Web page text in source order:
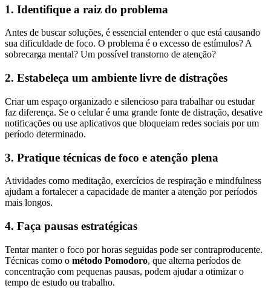
1. Identifique a raiz do problema
Antes de buscar soluções, é essencial entender o que está causando
sua dificuldade de foco. O problema é o excesso de estímulos? A
sobrecarga mental? Um possível transtorno de atenção?
2. Estabeleça um ambiente livre de distrações
Criar um espaço organizado e silencioso para trabalhar ou estudar
faz diferença. Se o celular é uma grande fonte de distração, desative
notificações ou use aplicativos que bloqueiam redes sociais por um
período determinado.
3. Pratique técnicas de foco e atenção plena
Atividades como meditação, exercícios de respiração e mindfulness
ajudam a fortalecer a capacidade de manter a atenção por períodos
mais longos.
4. Faça pausas estratégicas
Tentar manter o foco por horas seguidas pode ser contraproducente.
Técnicas como o método Pomodoro, que alterna períodos de
concentração com pequenas pausas, podem ajudar a otimizar o
tempo de estudo ou trabalho.